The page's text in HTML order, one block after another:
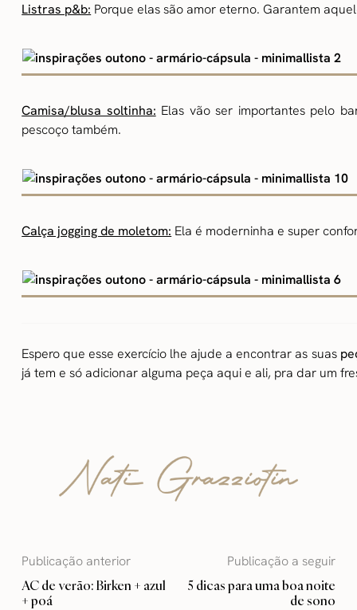
Listras p&b: Porque elas são amor eterno. Garantem
Camisa/blusa soltinha: Elas vão ser importantes pelo
pescoço também.
Calça jogging de moletom: Ela é moderninha e super
Espero que esse exercício lhe ajude a encontrar as suas
já tem e só adicionar alguma peça aqui e ali, pra dar um
Publicação anterior
AC de verão: Birken + azul
+ poá
Publicação a seguir
5 dicas para uma boa noite
de sono